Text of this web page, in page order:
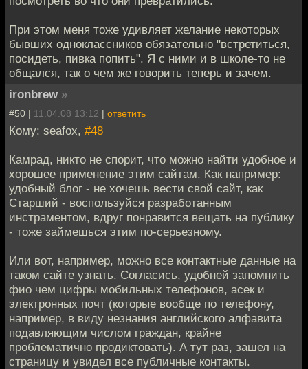
При этом меня тоже удивляет желание некоторых
бывших одноклассников обязательно "встретиться,
посидеть, пивка попить". Я с ними и в школе-то не
общался, так о чем же говорить теперь и зачем.
ironbrew »
#50 | 11.04.08 13:12 | ответить
Кому: seafox, #48
Камрад, никто не спорит, что можно найти удобное и
хорошее применение этим сайтам. Как например:
удобный блог - не хочешь вести свой сайт, как
Старший - воспользуйся разработанным
инстраментом, вдруг понравится вещать на публику
- тоже займешься этим по-серьезному.
Или вот, например, можно все контактные данные на
таком сайте узнать. Согласись, удобней запомнить
фио чем цифры мобильных телефонов, асек и
электронных почт (которые вообще по телефону,
например, в виду незнания английского алфавита
подавляющим числом граждан, крайне
проблематично продиктовать). А тут раз, зашел на
страницу и увидел все публичные контакты.